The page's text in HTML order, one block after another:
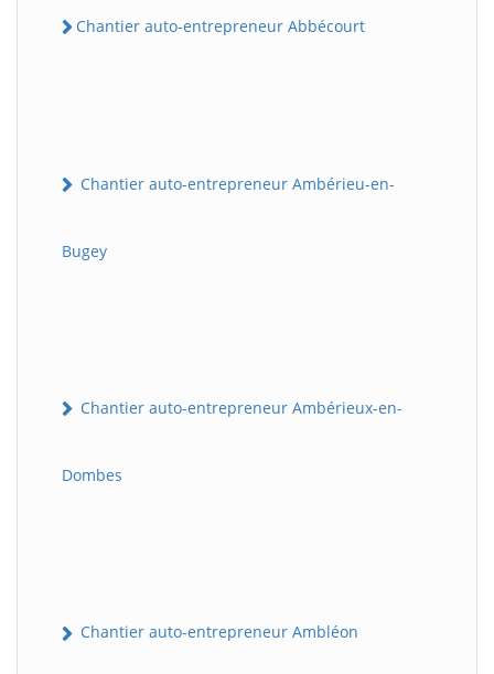
Chantier auto-entrepreneur Abbécourt
Chantier auto-entrepreneur Ambérieu-en-
Bugey
Chantier auto-entrepreneur Ambérieux-en-
Dombes
Chantier auto-entrepreneur Ambléon